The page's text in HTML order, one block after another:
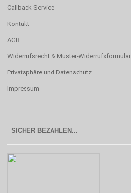
Callback Service
Kontakt
AGB
Widerrufsrecht & Muster-Widerrufsformular
Privatsphäre und Datenschutz
Impressum
SICHER BEZAHLEN...